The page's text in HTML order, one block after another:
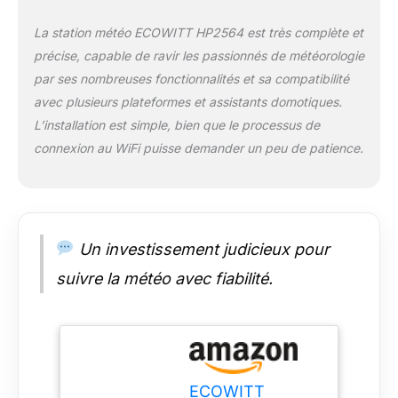
aux capteurs
traditionnels, le
capteur d'extérieur
WS90 est équipé
d'un capteur de pluie
supérieure qui
détection de la pluie
et d'interprétation de
l'arrêt de la pluie. Ce
vibrera pas, n'est pas
affecté par les
conditions
météorologiques
La station météo ECOWITT HP2564 est très complète et
précise, capable de ravir les passionnés de météorologie
par ses nombreuses fonctionnalités et sa compatibilité
avec plusieurs plateformes et assistants domotiques.
L’installation est simple, bien que le processus de
connexion au WiFi puisse demander un peu de patience.
Un investissement judicieux pour
suivre la météo avec fiabilité.
ECOWITT